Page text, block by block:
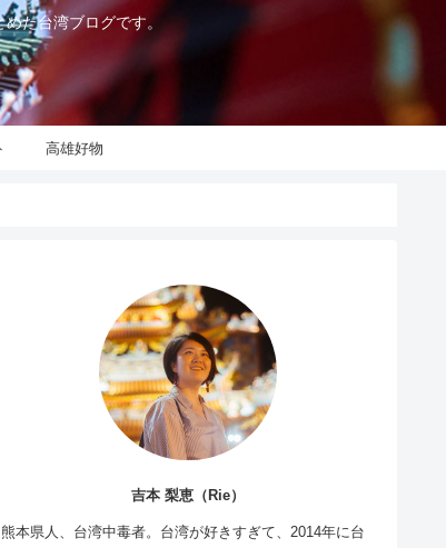
た台湾ブログです。
高雄好物
吉本 梨恵（Rie）
熊本県人、台湾中毒者。台湾が好きすぎて、2014年に台